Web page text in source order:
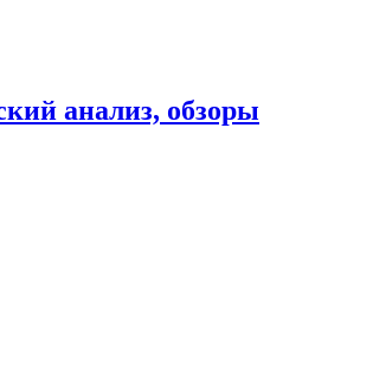
анализ, обзоры